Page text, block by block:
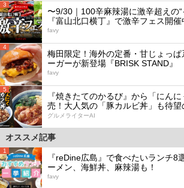
3
〜9/30｜100辛麻辣湯に激辛超えの“
『富山北口横丁』で激辛フェス開催
favy
4
梅田限定！海外の定番・甘じょっ
ーガーが新登場『BRISK STAND』
favy
5
『焼きたてのかるび』から「にん
売！大人気の「豚カルビ丼」も待望
グルメライターAI
オススメ記事
1
『reDine広島』で食べたいランチ8
ーメン、海鮮丼、麻辣湯も！
favy